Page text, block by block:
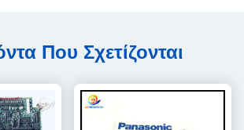
Που Σχετίζονται